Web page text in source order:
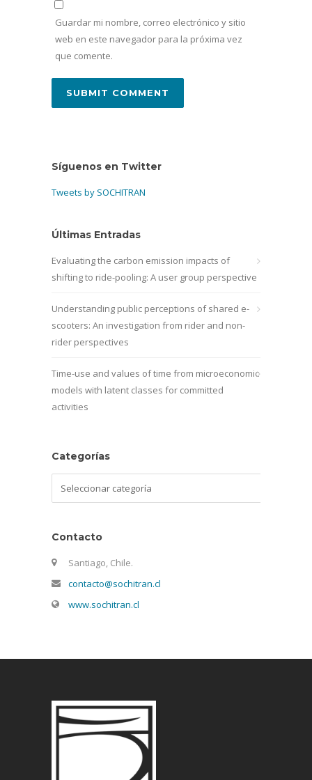
Guardar mi nombre, correo electrónico y sitio
web en este navegador para la próxima vez
que comente.
Síguenos en Twitter
Tweets by SOCHITRAN
Últimas Entradas
Evaluating the carbon emission impacts of
shifting to ride-pooling: A user group perspective
Understanding public perceptions of shared e-
scooters: An investigation from rider and non-
rider perspectives
Time-use and values of time from microeconomic
models with latent classes for committed
activities
Categorías
Contacto
Santiago, Chile.
contacto@sochitran.cl
www.sochitran.cl